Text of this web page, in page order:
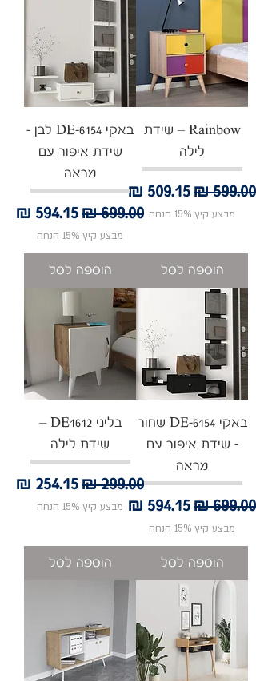
Rainbow – שידת
לילה
מחיר רגילמחיר מבצע
מבצע קיץ 15% הנחה
הוספה לסל
באקי DE-6154 לבן -
שידת איפור עם
מראה
מחיר רגילמחיר
מבצע קיץ 15% הנחה
הוספה לסל
באקי DE-6154 שחור
- שידת איפור עם
מראה
מחיר רגילמחיר מבצע
מבצע קיץ 15% הנחה
הוספה לסל
בליני DE1612 –
שידת לילה
מחיר רגילמחיר
מבצע קיץ 15% הנחה
הוספה לסל